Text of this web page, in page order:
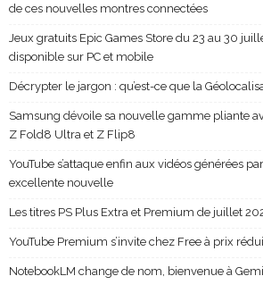
de ces nouvelles montres connectées
Jeux gratuits Epic Games Store du 23 au 30
disponible sur PC et mobile
Décrypter le jargon : qu’est-ce que la
Samsung dévoile sa nouvelle gamme pliante
Z Fold8 Ultra et Z Flip8
YouTube s’attaque enfin aux vidéos générées
excellente nouvelle
Les titres PS Plus Extra et Premium de juillet
YouTube Premium s’invite chez Free à prix
NotebookLM change de nom, bienvenue à